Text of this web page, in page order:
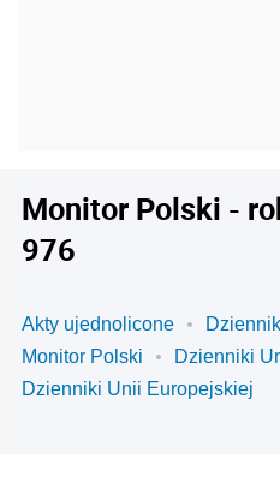
Monitor Polski -
976
Akty ujednolicone
Monitor Polski
Dzienniki
Dzienniki Unii Europejskiej